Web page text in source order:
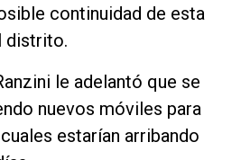
continuidad de esta
distrito.
le adelantó que se
nuevos móviles para
estarían arribando